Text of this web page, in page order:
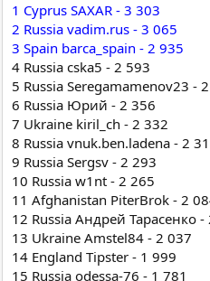
1 Cyprus SAXAR - 3 303
2 Russia vadim.rus - 3 065
3 Spain barca_spain - 2 935
4 Russia cska5 - 2 593
5 Russia Seregamamenov23 -
6 Russia Юрий - 2 356
7 Ukraine kiril_ch - 2 332
8 Russia vnuk.ben.ladena - 2
9 Russia Sergsv - 2 293
10 Russia w1nt - 2 265
11 Afghanistan PiterBrok - 2
12 Russia Андрей Тарасенко -
13 Ukraine Amstel84 - 2 037
14 England Tipster - 1 999
15 Russia odessa-76 - 1 781